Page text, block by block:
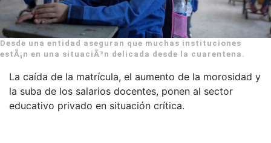
Desde una entidad aseguran que muchas instituciones
estÃ¡n en una situaciÃ³n delicada desde la cuarentena.
La caída de la matrícula, el aumento de la morosidad y
la suba de los salarios docentes, ponen al sector
educativo privado en situación crítica.